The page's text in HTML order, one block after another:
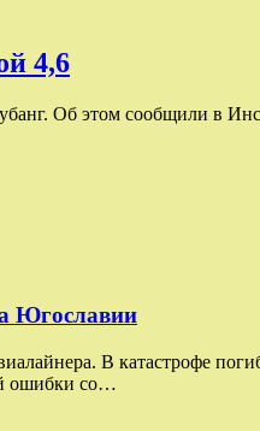
4,6
Об этом сообщили в
Югославии
В катастрофе
ошибки со…